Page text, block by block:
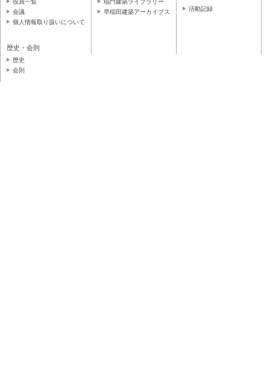
役員一覧
会議
個人情報取り扱いについて
歴史・会則
歴史
会則
稲門建築ライブラリー
早稲田建築アーカイブス
活動記録